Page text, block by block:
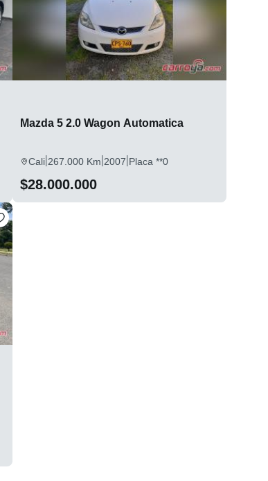
Mazda 5 2.0 Wagon Automatica
Cali|267.000 Km|2007|Placa **0
$28.000.000